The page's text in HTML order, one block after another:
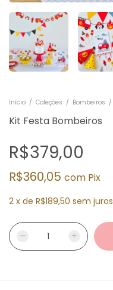
Início / Coleções / Bombeiros /
Kit Festa Bombeiros
R$379,00
R$360,05 com Pix
2 x de R$189,50 sem juros